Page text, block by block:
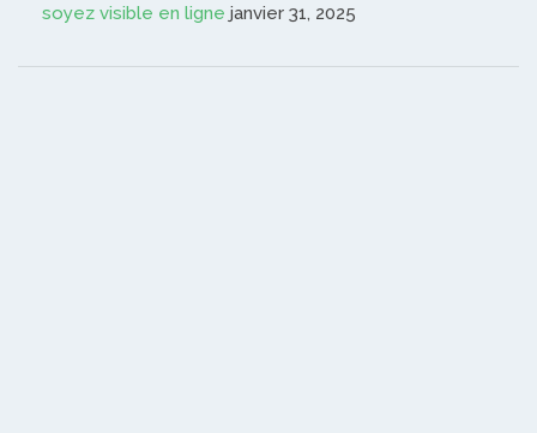
soyez visible en ligne janvier 31, 2025